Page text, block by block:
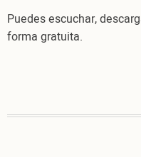
Puedes escuchar,
forma gratuita.